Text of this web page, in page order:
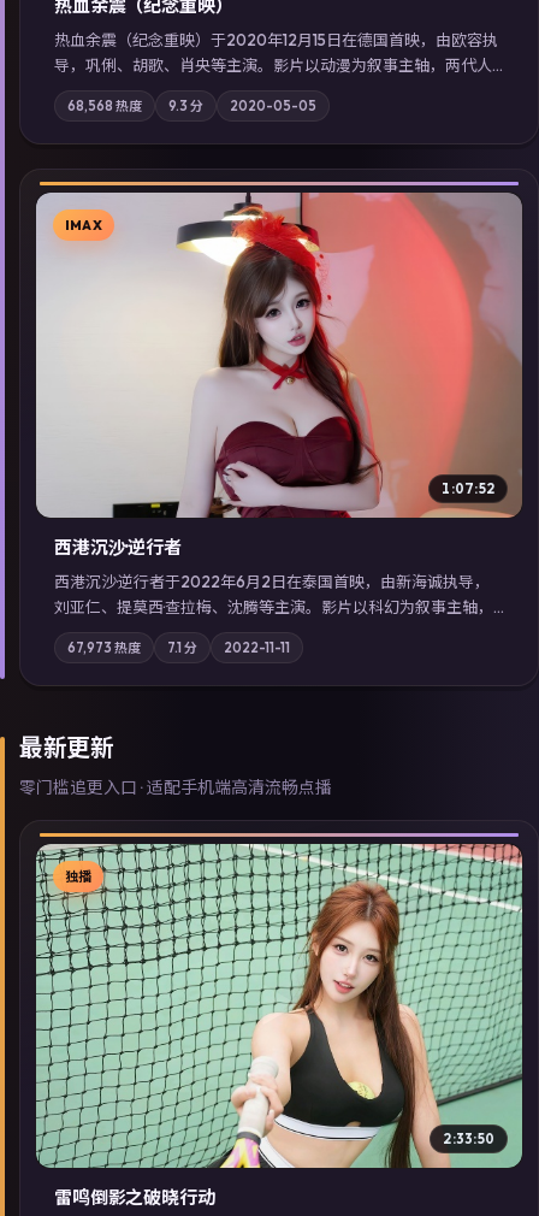
热血余震（纪念重映）
热血余震（纪念重映）于2020年12月15日在德国首映，由欧容执
导，巩俐、胡歌、肖央等主演。影片以动漫为叙事主轴，两代人
的执念在暴风雨夜正面相撞；摄影与配乐强化地域气质；站内亦
可通过「国产免费观看高清电视剧在线看」延展检索同类型高分
佳作，畅享高清在线追剧体验。
68,568 热度 9.3 分 2020-05-05
▶
IMAX
1:07:52
西港沉沙·逆行者
西港沉沙·逆行者于2022年6月2日在泰国首映，由新海诚执导，
刘亚仁、提莫西·查拉梅、沈腾等主演。影片以科幻为叙事主轴，
失踪人口档案牵出跨国灰色产业链；摄影与配乐强化地域气质；
站内亦可通过「国产免费观看高清电视剧在线看」延展检索同类
型高分佳作，畅享高清在线追剧体验。
67,973 热度 7.1分 2022-11-11
最新更新
零门槛追更入口 · 适配手机端高清流畅点播
▶
独播
2:33:50
雷鸣倒影之破晓行动